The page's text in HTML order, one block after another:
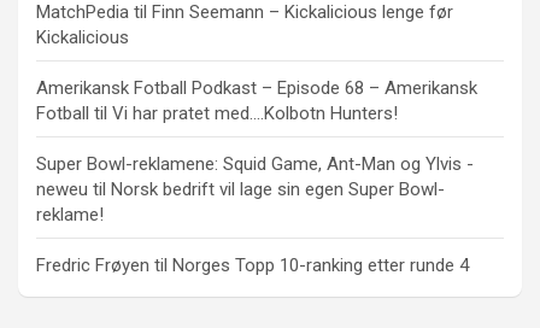
MatchPedia til Finn Seemann – Kickalicious lenge før
Kickalicious
Amerikansk Fotball Podkast – Episode 68 – Amerikansk
Fotball til Vi har pratet med….Kolbotn Hunters!
Super Bowl-reklamene: Squid Game, Ant-Man og Ylvis -
neweu til Norsk bedrift vil lage sin egen Super Bowl-
reklame!
Fredric Frøyen til Norges Topp 10-ranking etter runde 4